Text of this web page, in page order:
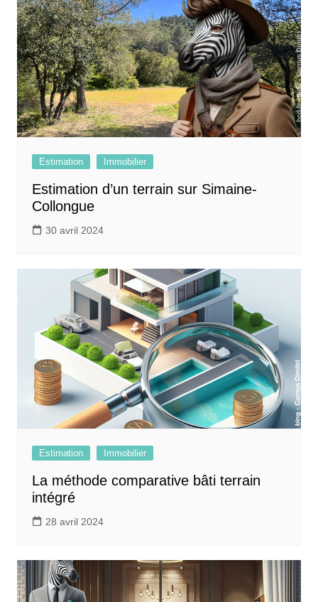
Estimation Immobilier
Estimation d’un terrain sur Simaine-
Collongue
30 avril 2024
Estimation Immobilier
La méthode comparative bâti terrain
intégré
28 avril 2024